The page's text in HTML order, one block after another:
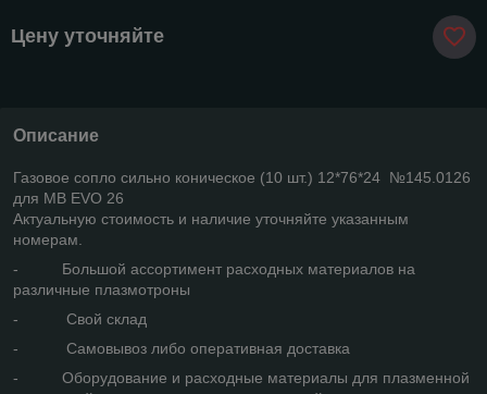
Цену уточняйте
Описание
Газовое сопло сильно коническое (10 шт.) 12*76*24 №145.0126
для MB EVO 26
Актуальную стоимость и наличие уточняйте указанным
номерам.
- Большой ассортимент расходных материалов на
различные плазмотроны
- Свой склад
- Самовывоз либо оперативная доставка
- Оборудование и расходные материалы для плазменной